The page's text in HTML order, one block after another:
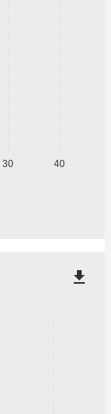
30 40
file_download